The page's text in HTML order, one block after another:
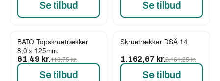
Se tilbud Se tilbud
-46%
BATO Topskruetrækker
8,0 x 125mm.
61,49 kr.113,75 kr.
Se tilbud
-46%
Skruetrækker DSÂ 14
1.162,67 kr.2.161,25 kr.
Se tilbud